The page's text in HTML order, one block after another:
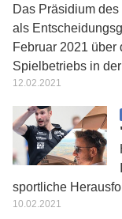
Das Präsidium
als
Februar 2021 über
Spielbetriebs in
12.02.2021
sportliche
10.02.2021